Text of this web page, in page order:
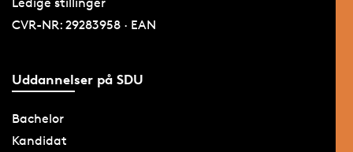
CVR-NR: 29283958 · EAN
Uddannelser på SDU
Bachelor
Kandidat